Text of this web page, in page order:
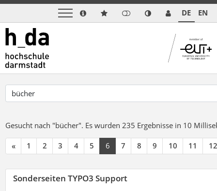
DE EN
Gesucht nach "bücher". Es wurden 235 Ergebnisse in 10
« 1 2 3 4 5 6 7 8 9 10 11 12
Sonderseiten TYPO3 Support